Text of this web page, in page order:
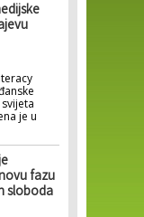
je u
fazu
sloboda